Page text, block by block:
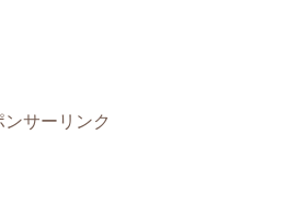
ンサーリンク